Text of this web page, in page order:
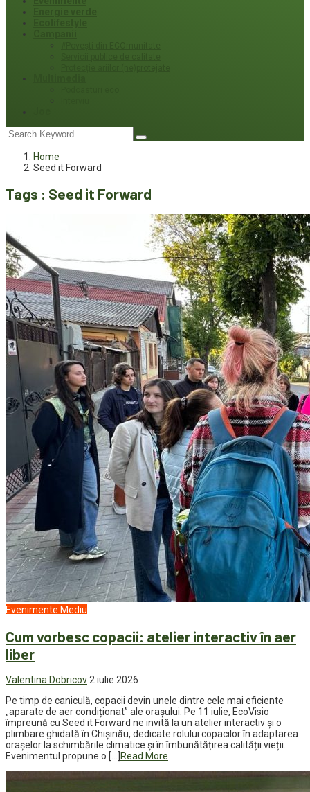
Home
Seed it Forward
Tags : Seed it Forward
Evenimente Mediu
Cum vorbesc copacii: atelier interactiv în aer
liber
Valentina Dobricov2 iulie 2026
Pe timp de caniculă, copacii devin unele dintre cele mai eficiente
„aparate de aer condiționat” ale orașului. Pe 11 iulie, EcoVisio
împreună cu Seed it Forward ne invită la un atelier interactiv și o
plimbare ghidată în Chișinău, dedicate rolului copacilor în adaptarea
orașelor la schimbările climatice și în îmbunătățirea calității vieții.
Evenimentul propune o […] Read More